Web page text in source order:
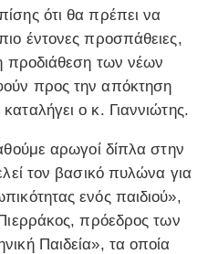
ότι θα πρέπει να
έντονες προσπάθειες,
προδιάθεση των νέων
προς την απόκτηση
ο κ. Γιαννιώτης.
αρωγοί δίπλα στην
τον βασικό πυλώνα για
ενός παιδιού»,
πρόεδρος των
Παιδεία», τα οποία